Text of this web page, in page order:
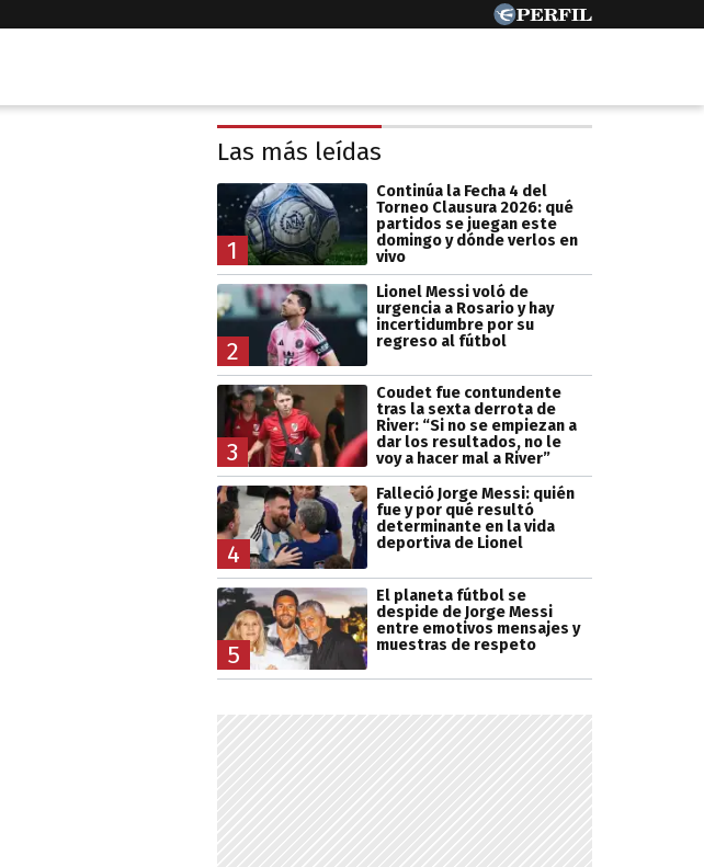
Las más leídas
1
Continúa la Fecha 4 del
Torneo Clausura 2026: qué
partidos se juegan este
domingo y dónde verlos en
vivo
2
Lionel Messi voló de
urgencia a Rosario y hay
incertidumbre por su
regreso al fútbol
3
Coudet fue contundente
tras la sexta derrota de
River: “Si no se empiezan a
dar los resultados, no le
voy a hacer mal a River”
4
Falleció Jorge Messi: quién
fue y por qué resultó
determinante en la vida
deportiva de Lionel
5
El planeta fútbol se
despide de Jorge Messi
entre emotivos mensajes y
muestras de respeto